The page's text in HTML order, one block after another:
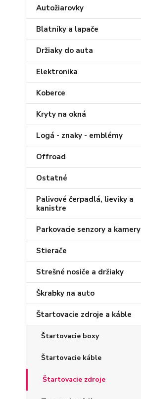
Autožiarovky
Blatníky a lapače
Držiaky do auta
Elektronika
Koberce
Kryty na okná
Logá - znaky - emblémy
Offroad
Ostatné
Palivové čerpadlá, lieviky a
kanistre
Parkovacie senzory a kamery
Stierače
Strešné nosiče a držiaky
Škrabky na auto
Štartovacie zdroje a káble
Štartovacie boxy
Štartovacie káble
Štartovacie zdroje